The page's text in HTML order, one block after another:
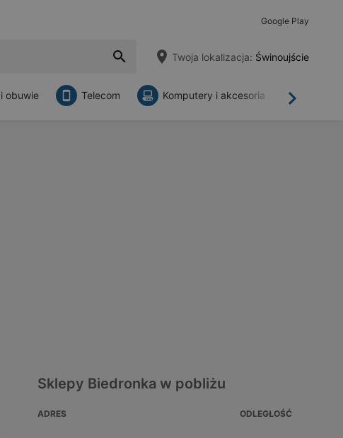
Google Play
Twoja lokalizacja: Świnoujście
Dalej
obuwie Telecom Komputery i akcesoria
Sklepy Biedronka w pobliżu
ADRES ODLEGŁOŚĆ